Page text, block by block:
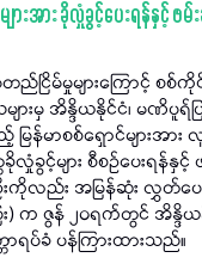
းအား ခိုလှုံခွင့်ပေးရန်နှင့် ဖမ်
ည်ငြိမ်မှုများကြောင့် စစ်
များမှ အိန္ဒိယနိုင်ငံ၊ မဏိ
မာစစ်ရှောင်များအား လူ
ခွင့်များ စီစဉ်ပေးရန်နှ
ဦးကိုလည်း အမြန်ဆုံး လွှတ်ပ
း) က ဇွန် ၂၀ရက်တွင် အိန္
ာရပ်ခံ ပန်ကြားထားသည်။